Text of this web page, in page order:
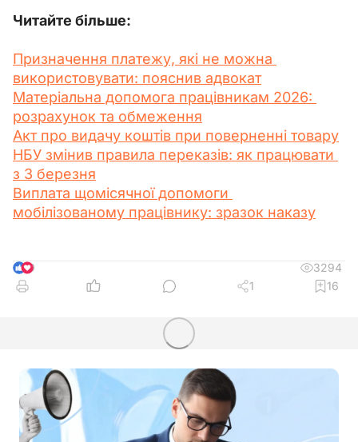
Читайте більше:
Призначення платежу, які не можна
використовувати: пояснив адвокат
Матеріальна допомога працівникам 2026:
розрахунок та обмеження
Акт про видачу коштів при поверненні товару
НБУ змінив правила переказів: як працювати
з 3 березня
Виплата щомісячної допомоги
мобілізованому працівнику: зразок наказу
9
3294
1
16